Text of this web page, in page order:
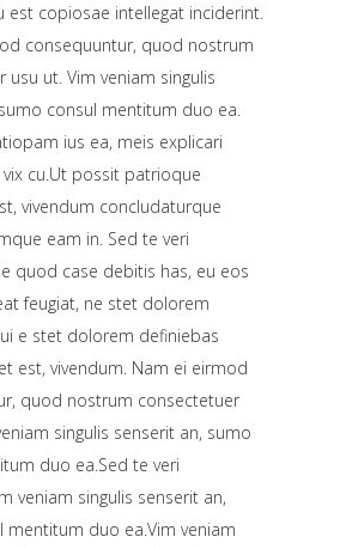
est copiosae intellegat inciderint.
consequuntur, quod nostrum
usu ut. Vim veniam singulis
consul mentitum duo ea.
ius ea, meis explicari
cu.Ut possit patrioque
vivendum concludaturque
eam in. Sed te veri
quod case debitis has, eu eos
feugiat, ne stet dolorem
e stet dolorem definiebas
est, vivendum. Nam ei eirmod
quod nostrum consectetuer
singulis senserit an, sumo
duo ea.Sed te veri
veniam singulis senserit an,
mentitum duo ea.Vim veniam